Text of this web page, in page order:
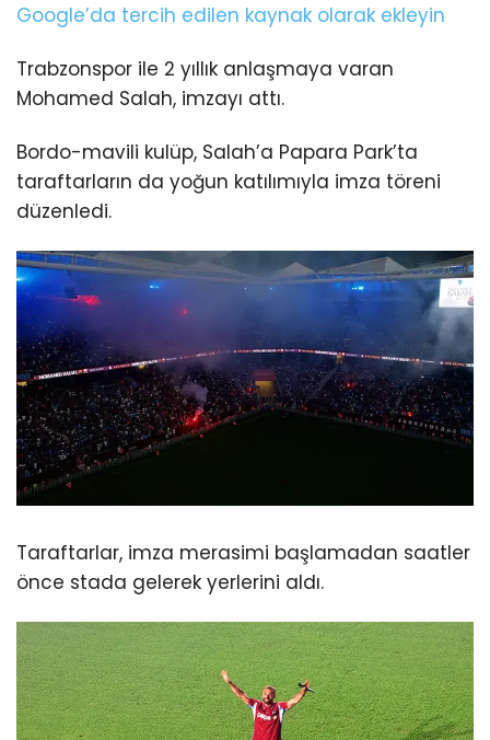
Google’da tercih edilen kaynak olarak ekleyin
Trabzonspor ile 2 yıllık anlaşmaya varan
Mohamed Salah, imzayı attı.
Bordo-mavili kulüp, Salah’a Papara Park’ta
taraftarların da yoğun katılımıyla imza töreni
düzenledi.
Taraftarlar, imza merasimi başlamadan saatler
önce stada gelerek yerlerini aldı.